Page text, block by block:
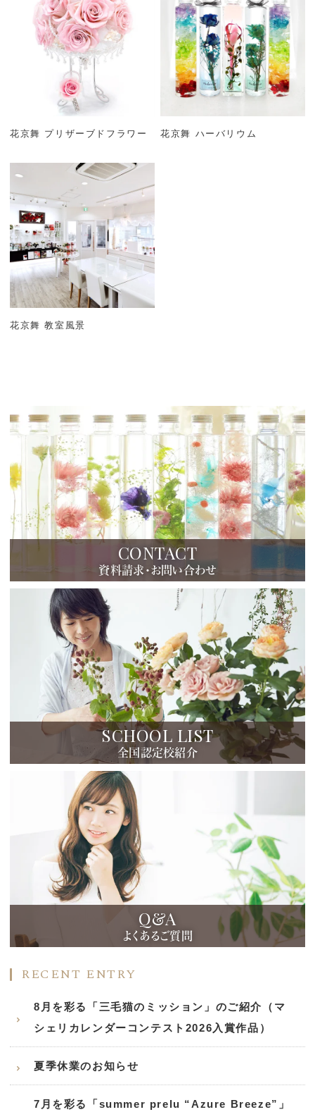
花京舞 プリザーブドフラワー 花京舞 ハーバリウム
花京舞 教室風景
CONTACT
資料請求・お問い合わせ
SCHOOL LIST
全国認定校紹介
Q&A
よくあるご質問
RECENT ENTRY
8月を彩る「三毛猫のミッション」のご紹介（マ
シェリカレンダーコンテスト2026入賞作品）
夏季休業のお知らせ
7月を彩る「summer prelu “Azure Breeze”」